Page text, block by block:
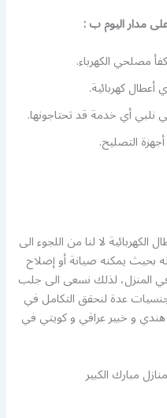
مدار اليوم ب :
مصلحي الكهرباء.
أعطال كهربائية.
التصليح.
لا لنا من اللجوء الى
بحيث يمكنه صيانة أو إصلاح
المنزل، لذلك نسعى الى جلب
عدة لنحقق التكامل في
هندي و خبير عراقي و كويتي في
مبارك الكبير